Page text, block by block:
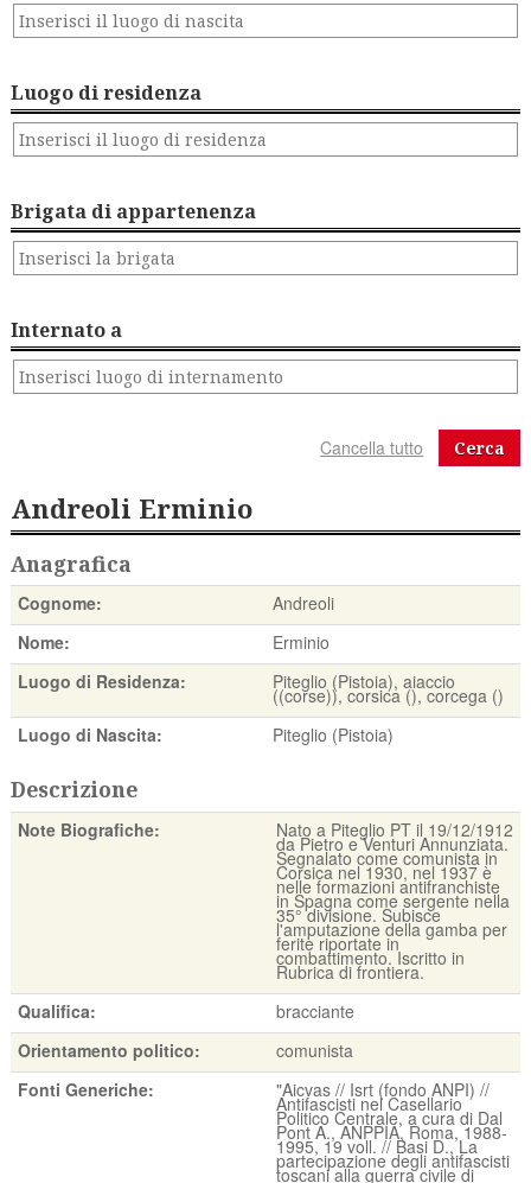
Luogo di residenza
Brigata di appartenenza
Internato a
Cerca
Andreoli Erminio
Anagrafica
Cognome:
Andreoli
Nome:
Erminio
Luogo di Residenza:
Piteglio (Pistoia), aiaccio
((corse)), corsica (), corcega ()
Luogo di Nascita:
Piteglio (Pistoia)
Descrizione
Note Biografiche: Nato a Piteglio PT il 19/12/1912
da Pietro e Venturi Annunziata.
Segnalato come comunista in
Corsica nel 1930, nel 1937 è
nelle formazioni antifranchiste
in Spagna come sergente nella
35° divisione. Subisce
l'amputazione della gamba per
ferite riportate in
combattimento. Iscritto in
Rubrica di frontiera.
Qualifica:
bracciante
Orientamento politico:
comunista
Fonti Generiche:
"Aicvas // Isrt (fondo ANPI) //
Antifascisti nel Casellario
Politico Centrale, a cura di Dal
Pont A., ANPPIA, Roma, 1988-
1995, 19 voll. // Basi D., La
partecipazione degli antifascisti
toscani alla guerra civile di